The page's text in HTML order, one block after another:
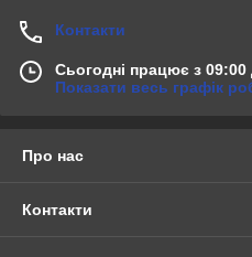
Контакти
Сьогодні працює з 09:00
Показати весь графік
Про нас
Контакти